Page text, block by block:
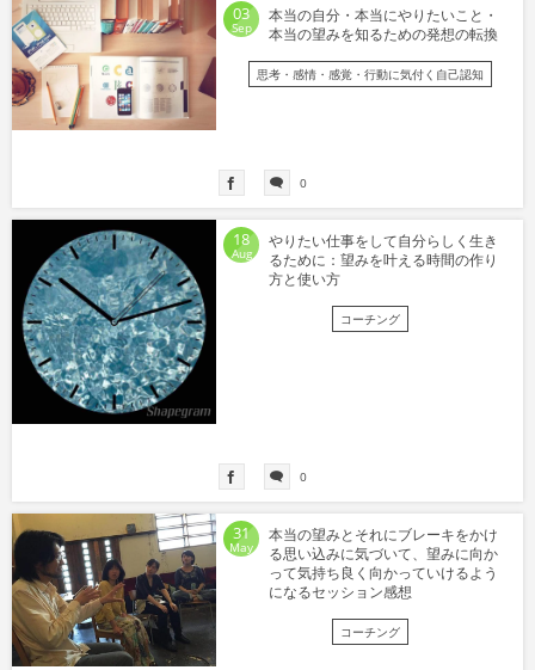
03
Sep
本当の自分・本当にやりたいこと・
本当の望みを知るための発想の転換
思考・感情・感覚・行動に気付く自己認知
0
18
Aug
やりたい仕事をして自分らしく生き
るために：望みを叶える時間の作り
方と使い方
コーチング
0
31
May
本当の望みとそれにブレーキをかけ
る思い込みに気づいて、望みに向か
って気持ち良く向かっていけるよう
になるセッション感想
コーチング